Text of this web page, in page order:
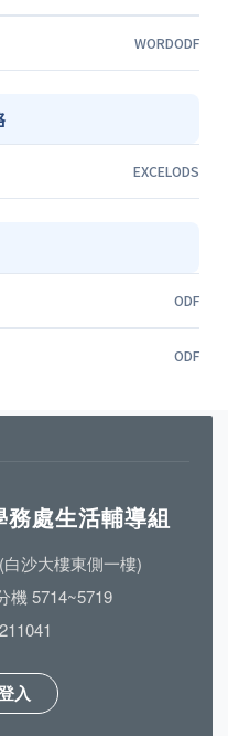
WORDODF
EXCELODS
ODF
ODF
處生活輔導組
沙大樓東側一樓)
機 5714~5719
入